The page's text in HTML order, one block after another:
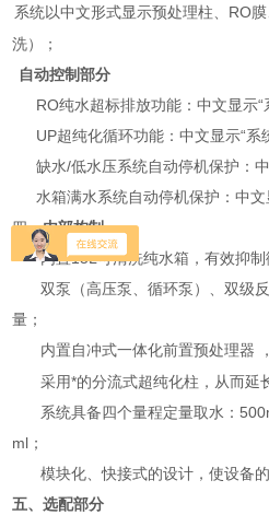
系统以中文形式显示预处理柱、 RO膜
洗）；
自动控制部分
RO纯水超标排放功能：中文显示“
UP超纯化循环功能：中文显示“系
缺水/低水压系统自动停机保护 ：
水箱满水系统自动停机保护 ：中
四、内部构制
内置15L可清洗纯水箱，有效抑制
双泵（高压泵、循环泵）、双级
量；
内置自冲式一体化前置预处理器
采用*的分流式超纯化柱，从而延
系统具备四个量程定量取水：
ml ；
模块化、快接式的设计，使设备
五、选配部分